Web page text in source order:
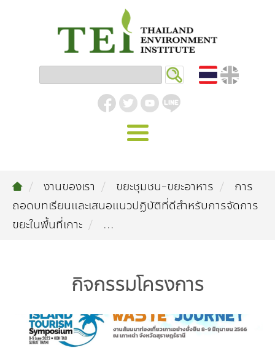
รู้จัก ม.ส.ท.
วิสัยทัศน์ | พันธกิจ
คณะกรรมการมูลนิธิ
คณะผู้บริหาร
งานของเรา
อุตสาหกรรมยั่งยืน
สิ่งแวดล้อมเมืองและชุมชน
ขยะชุมชน-ขยะอาหาร
ฉลากเขียว
ทรัพยากรธรรมชาติ
บทความ
คลิปวิดีโอ
กิจกรรมข่าวสาร
ข่าวสิ่งแวดล้อม
งาน
ติดต่อเรา
งานของเรา ขยะชุมชน-ขยะอาหาร
การ
ถอดบทเรียนและเสนอแนวปฏิบัติที่ดีสำหรับการจัดการ
ขยะในพื้นที่เกาะ
...
กิจกรรมโครงการ